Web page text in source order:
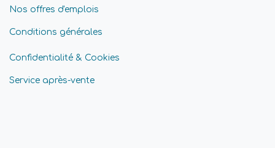
Nos offres d'emplois
Conditions générales
Confidentialité & Cookies
Service après-vente